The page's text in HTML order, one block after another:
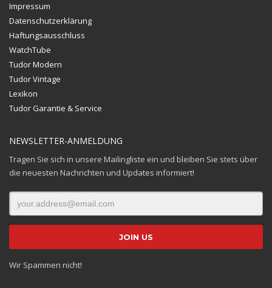
Impressum
Datenschutzerklärung
Haftungsausschluss
WatchTube
Tudor Modern
Tudor Vintage
Lexikon
Tudor Garantie & Service
NEWSLETTER-ANMELDUNG
Tragen Sie sich in unsere Mailingliste ein und bleiben Sie stets über
die neuesten Nachrichten und Updates informiert!
Wir Spammen nicht!